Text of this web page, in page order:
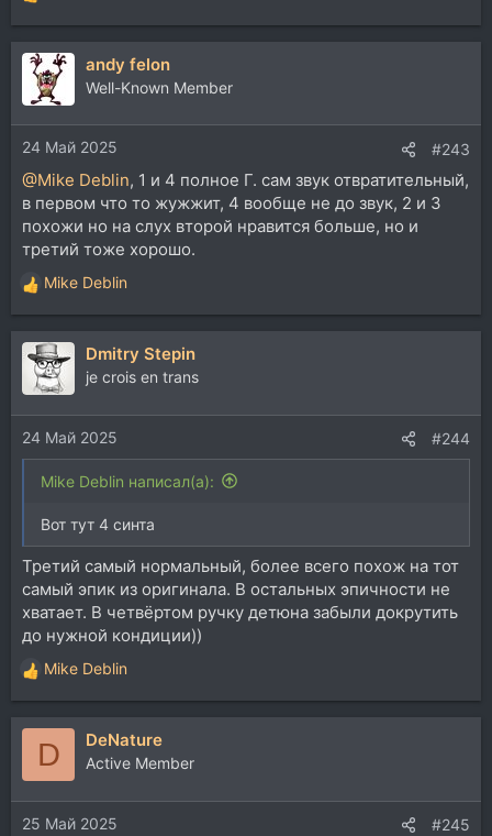
е
а
и
и
:
andy felon
Well-Known Member
24 Май 2025 #243
@Mike Deblin, 1 и 4 полное Г. сам звук отвратительный,
в первом что то жужжит, 4 вообще не до звук, 2 и 3
похожи но на слух второй нравится больше, но и
третий тоже хорошо.
Р
е
а
к
и
и
:
Mike Deblin
Dmitry Stepin
je crois en trans
24 Май 2025 #244
Mike Deblin написал(а):
Вот тут 4 синта
Третий самый нормальный, более всего похож на тот
самый эпик из оригинала. В остальных эпичности не
хватает. В четвёртом ручку детюна забыли докрутить
до нужной кондиции))
Р
е
а
и
и
:
Mike Deblin
D DeNature
Active Member
25 Май 2025 #245